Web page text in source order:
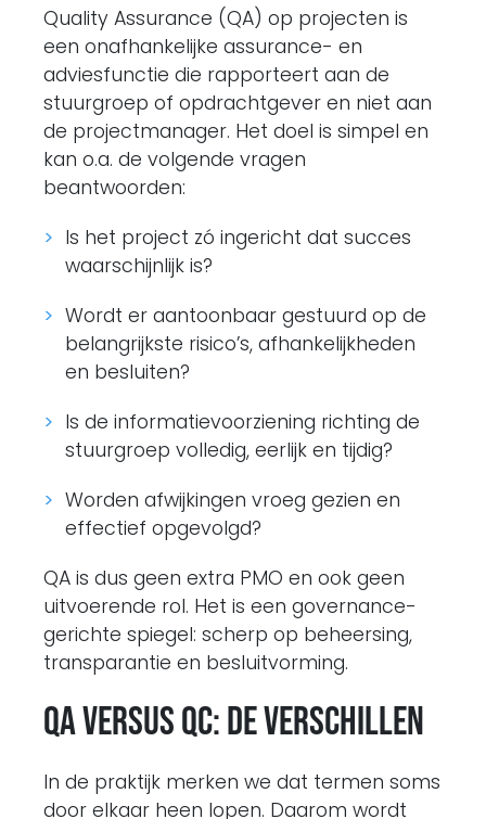
Quality Assurance (QA) op projecten is
een onafhankelijke assurance- en
adviesfunctie die rapporteert aan de
stuurgroep of opdrachtgever en niet aan
de projectmanager. Het doel is simpel en
kan o.a. de volgende vragen
beantwoorden:
Is het project zó ingericht dat succes
waarschijnlijk is?
Wordt er aantoonbaar gestuurd op de
belangrijkste risico’s, afhankelijkheden
en besluiten?
Is de informatievoorziening richting de
stuurgroep volledig, eerlijk en tijdig?
Worden afwijkingen vroeg gezien en
effectief opgevolgd?
QA is dus geen extra PMO en ook geen
uitvoerende rol. Het is een governance-
gerichte spiegel: scherp op beheersing,
transparantie en besluitvorming.
QA versus QC: de verschillen
In de praktijk merken we dat termen soms
door elkaar heen lopen. Daarom wordt